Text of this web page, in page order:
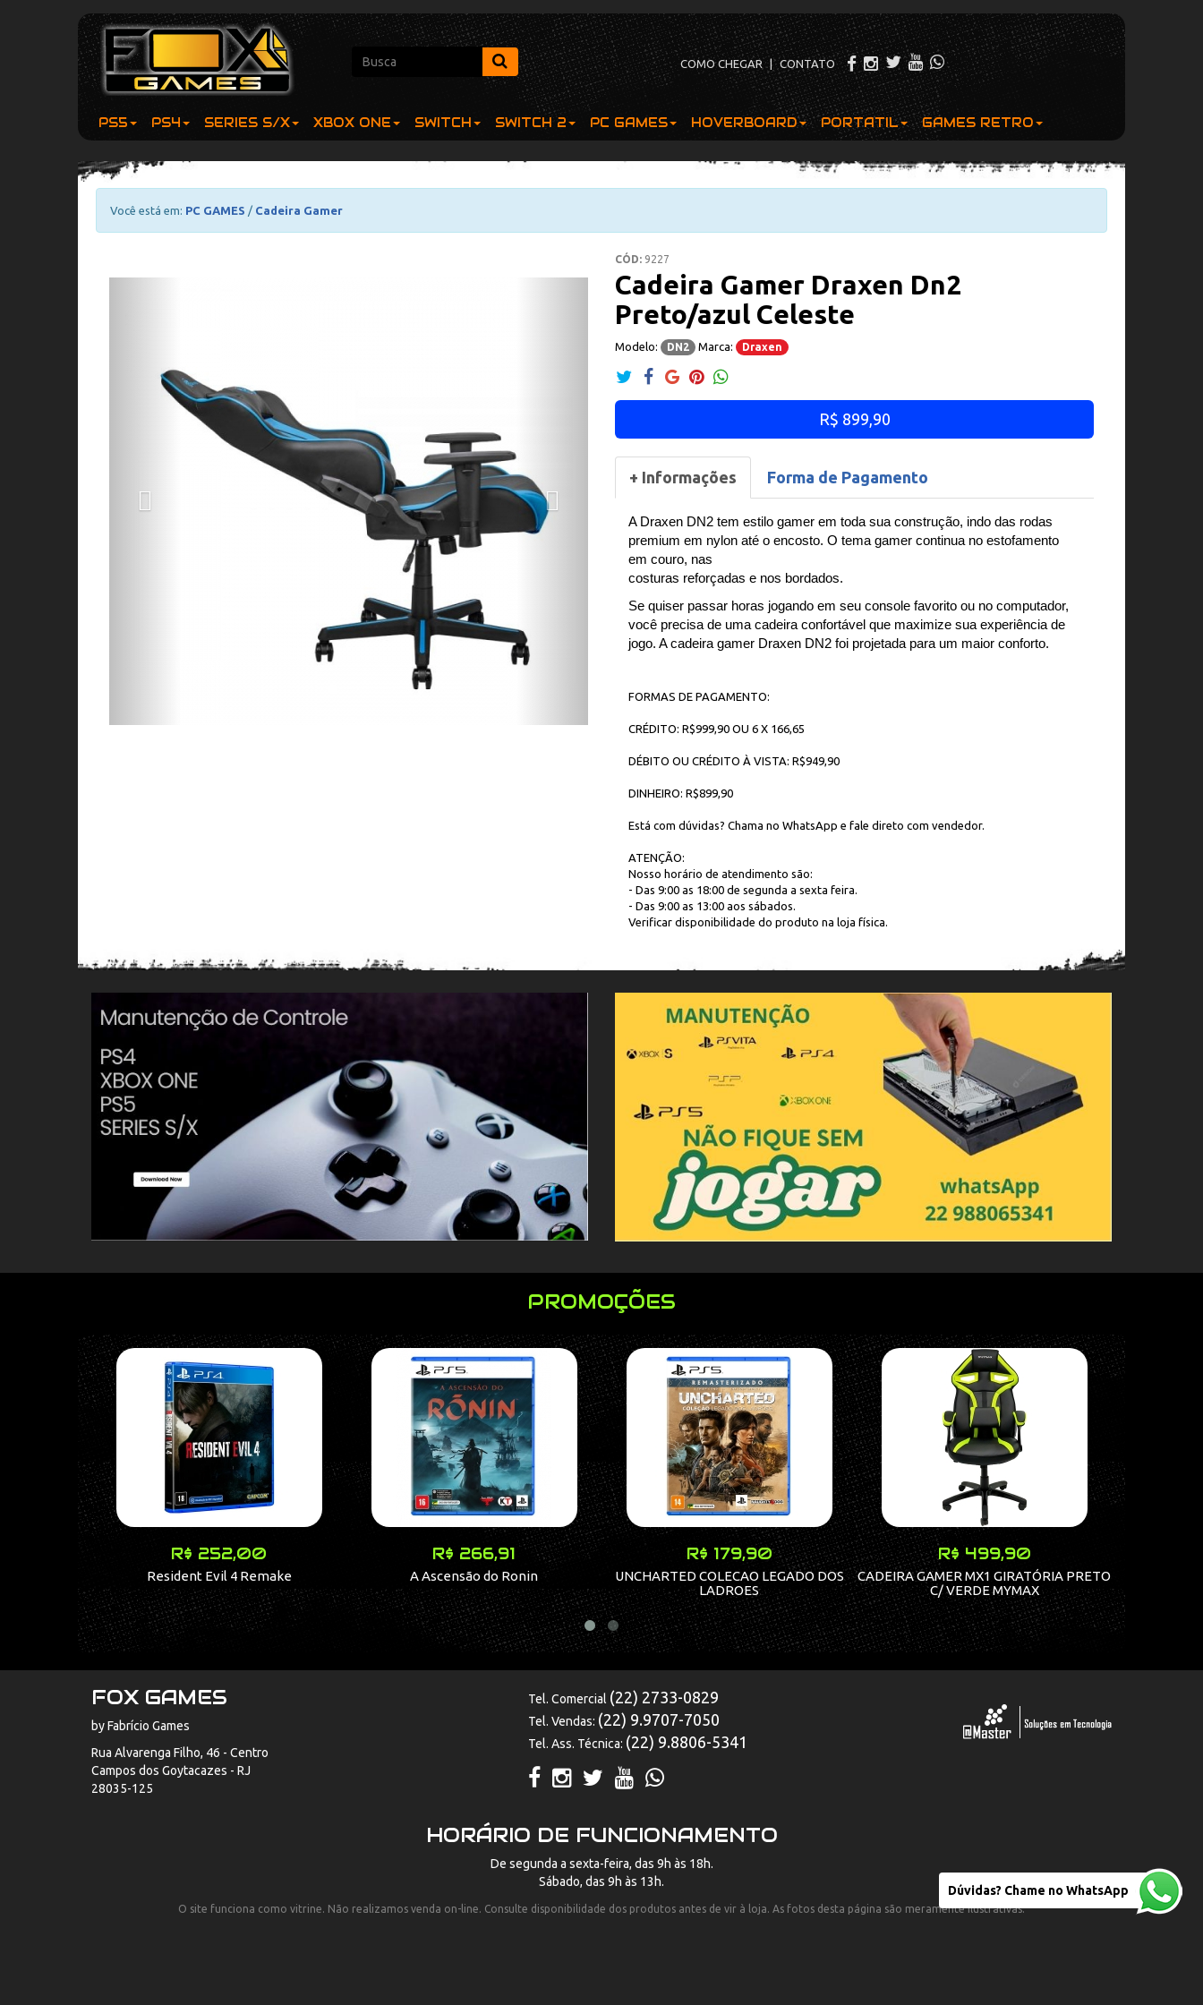
COMO CHEGAR | CONTATO
PS5 PS4 SERIES S/X XBOX ONE SWITCH SWITCH 2 PC GAMES HOVERBOARD PORTATIL GAMES RETRO
Você está em: PC GAMES / Cadeira Gamer
CÓD: 9227
Cadeira Gamer Draxen Dn2
Preto/azul Celeste
Modelo: DN2 Marca: Draxen
R$ 899,90
+ Informações Forma de Pagamento
A Draxen DN2 tem estilo gamer em toda sua construção, indo das rodas
premium em nylon até o encosto. O tema gamer continua no estofamento
em couro, nas
costuras reforçadas e nos bordados.
Se quiser passar horas jogando em seu console favorito ou no computador,
você precisa de uma cadeira confortável que maximize sua experiência de
jogo. A cadeira gamer Draxen DN2 foi projetada para um maior conforto.
FORMAS DE PAGAMENTO:
CRÉDITO: R$999,90 OU 6 X 166,65
DÉBITO OU CRÉDITO À VISTA: R$949,90
DINHEIRO: R$899,90
Está com dúvidas? Chama no WhatsApp e fale direto com vendedor.
ATENÇÃO:
Nosso horário de atendimento são:
- Das 9:00 as 18:00 de segunda a sexta feira.
- Das 9:00 as 13:00 aos sábados.
Verificar disponibilidade do produto na loja física.
PROMOÇÕES
R$ 252,00
Resident Evil 4 Remake
R$ 266,91
A Ascensão do Ronin
R$ 179,90
UNCHARTED COLECAO LEGADO DOS
LADROES
R$ 499,90
CADEIRA GAMER MX1 GIRATÓRIA PRETO
C/ VERDE MYMAX
FOX GAMES
by Fabrício Games
Rua Alvarenga Filho, 46 - Centro
Campos dos Goytacazes - RJ
28035-125
Tel. Comercial (22) 2733-0829
Tel. Vendas: (22) 9.9707-7050
Tel. Ass. Técnica: (22) 9.8806-5341
HORÁRIO DE FUNCIONAMENTO
De segunda a sexta-feira, das 9h às 18h.
Sábado, das 9h às 13h.
O site funciona como vitrine. Não realizamos venda on-line. Consulte disponibilidade dos produtos antes de vir à loja. As fotos desta página são meramente ilustrativas.
Dúvidas? Chame no WhatsApp